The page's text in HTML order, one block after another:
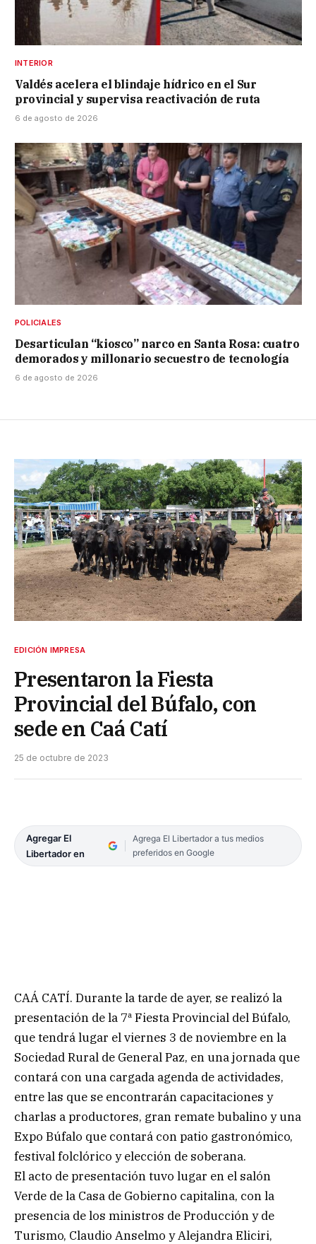
INTERIOR
Valdés acelera el blindaje hídrico en el Sur
provincial y supervisa reactivación de ruta
6 de agosto de 2026
POLICIALES
Desarticulan “kiosco” narco en Santa Rosa: cuatro
demorados y millonario secuestro de tecnología
6 de agosto de 2026
EDICIÓN IMPRESA
Presentaron la Fiesta
Provincial del Búfalo, con
sede en Caá Catí
25 de octubre de 2023
Agregar El
Libertador en
Agrega El Libertador a tus medios
preferidos en Google
CAÁ CATÍ. Durante la tarde de ayer, se realizó la
presentación de la 7ª Fiesta Provincial del Búfalo,
que tendrá lugar el viernes 3 de noviembre en la
Sociedad Rural de General Paz, en una jornada que
contará con una cargada agenda de actividades,
entre las que se encontrarán capacitaciones y
charlas a productores, gran remate bubalino y una
Expo Búfalo que contará con patio gastronómico,
festival folclórico y elección de soberana.
El acto de presentación tuvo lugar en el salón
Verde de la Casa de Gobierno capitalina, con la
presencia de los ministros de Producción y de
Turismo, Claudio Anselmo y Alejandra Eliciri,